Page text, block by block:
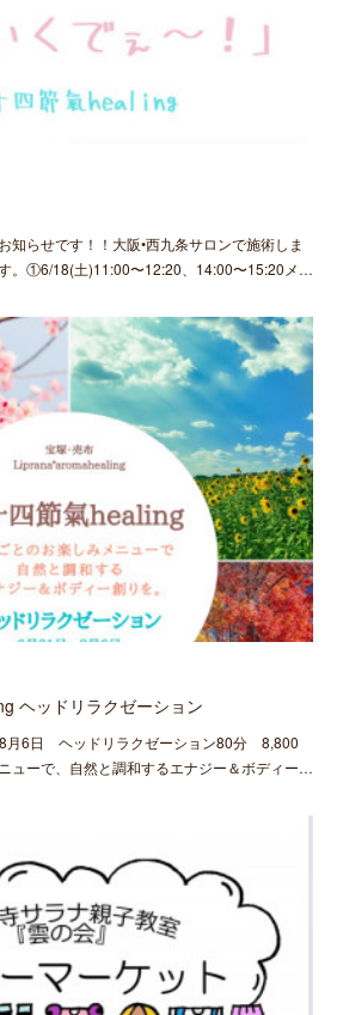
知らせです！！大阪•西九条サロンで施術しま
。①6/18(土)11:00〜12:20、14:00〜15:20メ…
ヘッドリラクゼーション
6日 ヘッドリラクゼーション80分 8,800
ューで、自然と調和するエナジー＆ボディー…